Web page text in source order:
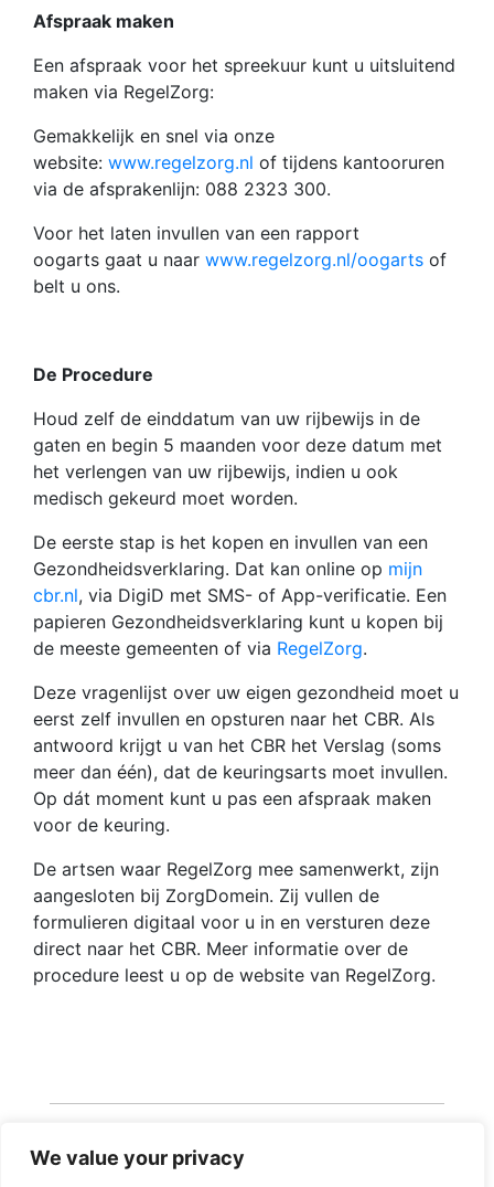
We value your privacy
Afspraak maken
Een afspraak voor het spreekuur kunt u uitsluitend
maken via RegelZorg:
Gemakkelijk en snel via onze
website: www.regelzorg.nl of tijdens kantooruren
via de afsprakenlijn: 088 2323 300.
Voor het laten invullen van een rapport
oogarts gaat u naar www.regelzorg.nl/oogarts of
belt u ons.
De Procedure
Houd zelf de einddatum van uw rijbewijs in de
gaten en begin 5 maanden voor deze datum met
het verlengen van uw rijbewijs, indien u ook
medisch gekeurd moet worden.
De eerste stap is het kopen en invullen van een
Gezondheidsverklaring. Dat kan online op mijn
cbr.nl, via DigiD met SMS- of App-verificatie. Een
papieren Gezondheidsverklaring kunt u kopen bij
de meeste gemeenten of via RegelZorg.
Deze vragenlijst over uw eigen gezondheid moet u
eerst zelf invullen en opsturen naar het CBR. Als
antwoord krijgt u van het CBR het Verslag (soms
meer dan één), dat de keuringsarts moet invullen.
Op dát moment kunt u pas een afspraak maken
voor de keuring.
De artsen waar RegelZorg mee samenwerkt, zijn
aangesloten bij ZorgDomein. Zij vullen de
formulieren digitaal voor u in en versturen deze
direct naar het CBR. Meer informatie over de
procedure leest u op de website van RegelZorg.